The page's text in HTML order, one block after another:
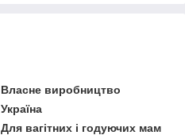
Власне виробництво
Україна
Для вагітних і годуючих мам